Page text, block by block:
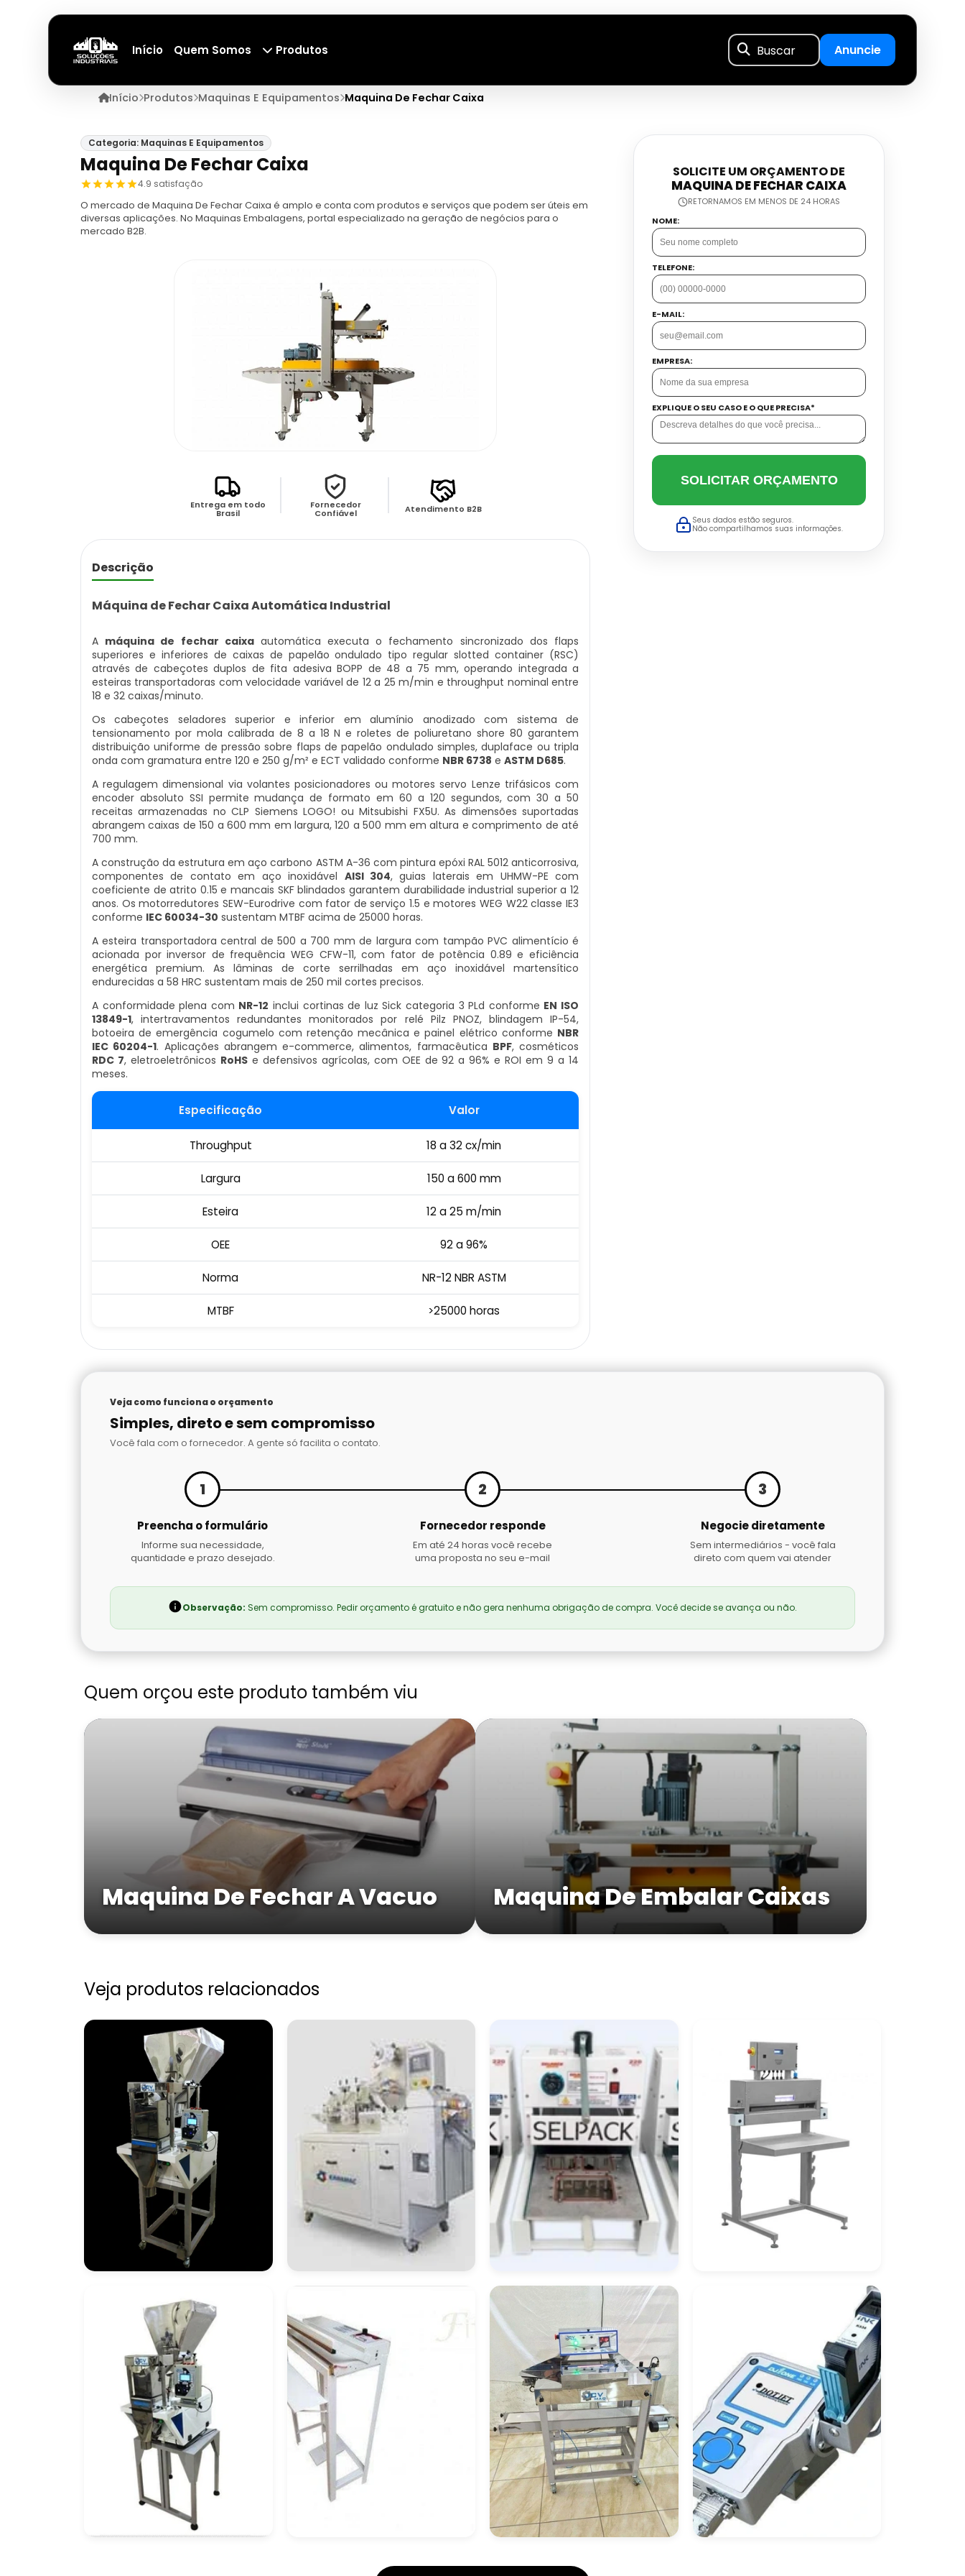
Início Quem Somos Produtos Buscar Anuncie
Início Produtos Maquinas E Equipamentos Maquina De Fechar Caixa
Categoria: Maquinas E Equipamentos
Maquina De Fechar Caixa
4.9 satisfação
O mercado de Maquina De Fechar Caixa é amplo e conta com produtos e serviços que podem ser úteis em
diversas aplicações. No Maquinas Embalagens, portal especializado na geração de negócios para o
mercado B2B.
Entrega em todo
Brasil
Fornecedor
Confiável Atendimento B2B
Descrição
Máquina de Fechar Caixa Automática Industrial
A máquina de fechar caixaautomática executa o fechamento sincronizado dos flaps
superiores e inferiores de caixas de papelão ondulado tipo regular slotted container (RSC)
através de cabeçotes duplos de fita adesiva BOPP de 48 a 75 mm, operando integrada a
esteiras transportadoras com velocidade variável de 12 a 25 m/min e throughput nominal entre
18 e 32 caixas/minuto.
Os cabeçotes seladores superior e inferior em alumínio anodizado com sistema de
tensionamento por mola calibrada de 8 a 18 N e roletes de poliuretano shore 80 garantem
distribuição uniforme de pressão sobre flaps de papelão ondulado simples, duplaface ou tripla
onda com gramatura entre 120 e 250 g/m² e ECT validado conforme NBR 6738 e ASTM D685.
A regulagem dimensional via volantes posicionadores ou motores servo Lenze trifásicos com
encoder absoluto SSI permite mudança de formato em 60 a 120 segundos, com 30 a 50
receitas armazenadas no CLP Siemens LOGO! ou Mitsubishi FX5U. As dimensões suportadas
abrangem caixas de 150 a 600 mm em largura, 120 a 500 mm em altura e comprimento de até
700 mm.
A construção da estrutura em aço carbono ASTM A-36 com pintura epóxi RAL 5012 anticorrosiva,
componentes de contato em aço inoxidável AISI 304, guias laterais em UHMW-PE com
coeficiente de atrito 0.15 e mancais SKF blindados garantem durabilidade industrial superior a 12
anos. Os motorredutores SEW-Eurodrive com fator de serviço 1.5 e motores WEG W22 classe IE3
conforme IEC 60034-30 sustentam MTBF acima de 25000 horas.
A esteira transportadora central de 500 a 700 mm de largura com tampão PVC alimentício é
acionada por inversor de frequência WEG CFW-11, com fator de potência 0.89 e eficiência
energética premium. As lâminas de corte serrilhadas em aço inoxidável martensítico
endurecidas a 58 HRC sustentam mais de 250 mil cortes precisos.
A conformidade plena com NR-12 inclui cortinas de luz Sick categoria 3 PLd conforme EN ISO
13849-1, intertravamentos redundantes monitorados por relé Pilz PNOZ, blindagem IP-54,
botoeira de emergência cogumelo com retenção mecânica e painel elétrico conforme NBR
IEC 60204-1. Aplicações abrangem e-commerce, alimentos, farmacêutica BPF, cosméticos
RDC 7, eletroeletrônicos RoHSe defensivos agrícolas, com OEE de 92 a 96% e ROI em 9 a 14
meses.
Especificação Valor
Throughput 18 a 32 cx/min
Largura 150 a 600 mm
Esteira 12 a 25 m/min
OEE 92 a 96%
Norma NR-12 NBR ASTM
MTBF >25000 horas
SOLICITE UM ORÇAMENTO DE
MAQUINA DE FECHAR CAIXA
RETORNAMOS EM MENOS DE 24 HORAS
NOME:
TELEFONE:
E-MAIL:
EMPRESA:
EXPLIQUE O SEU CASO E O QUE PRECISA*
SOLICITAR ORÇAMENTO
Seus dados estão seguros.
Não compartilhamos suas informações.
Veja como funciona o orçamento
Simples, direto e sem compromisso
Você fala com o fornecedor. A gente só facilita o contato.
1
Preencha o formulário
Informe sua necessidade,
quantidade e prazo desejado.
2
Fornecedor responde
Em até 24 horas você recebe
uma proposta no seu e-mail
3
Negocie diretamente
Sem intermediários - você fala
direto com quem vai atender
Observação: Sem compromisso. Pedir orçamento é gratuito e não gera nenhuma obrigação de compra. Você decide se avança ou não.
Quem orçou este produto também viu
Maquina De Fechar A Vacuo Maquina De Embalar Caixas
Veja produtos relacionados
Compacta
Máquina Embaladora
E Seladora